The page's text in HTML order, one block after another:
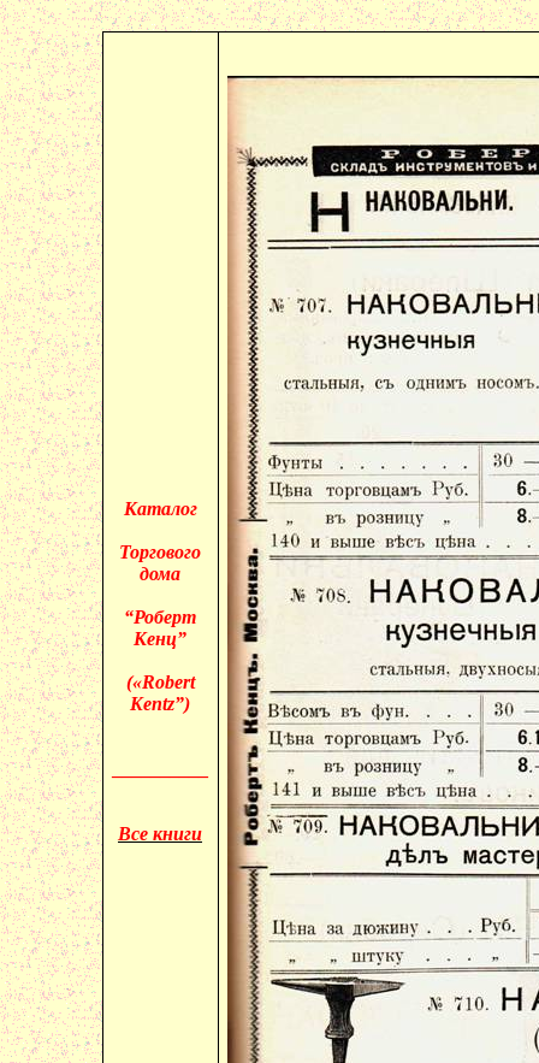
Каталог
Торгового
дома
“Роберт
Кенц”
(«Robert
Kentz”)
Все книги